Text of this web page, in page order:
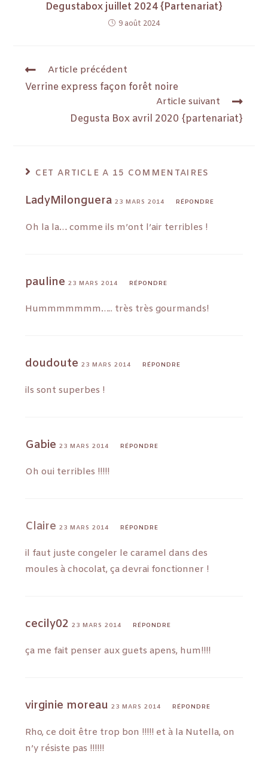
Degustabox juillet 2024 {Partenariat}
9 août 2024
Article précédent
Verrine express façon forêt noire
Article suivant
Degusta Box avril 2020 {partenariat}
CET ARTICLE A 15 COMMENTAIRES
LadyMilonguera 23 MARS 2014 RÉPONDRE
Oh la la… comme ils m’ont l’air terribles !
pauline 23 MARS 2014 RÉPONDRE
Hummmmmmm….. très très gourmands!
doudoute 23 MARS 2014 RÉPONDRE
ils sont superbes !
Gabie 23 MARS 2014 RÉPONDRE
Oh oui terribles !!!!!
Claire23 MARS 2014 RÉPONDRE
il faut juste congeler le caramel dans des
moules à chocolat, ça devrai fonctionner !
cecily02 23 MARS 2014 RÉPONDRE
ça me fait penser aux guets apens, hum!!!!
virginie moreau 23 MARS 2014 RÉPONDRE
Rho, ce doit être trop bon !!!!! et à la Nutella, on
n’y résiste pas !!!!!!